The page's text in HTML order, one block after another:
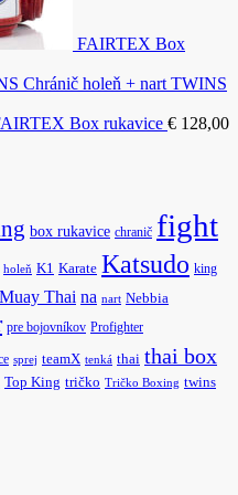
FAIRTEX Box
Chránič holeň + nart TWINS
Box rukavice € 128,00
box rukavice chranič fight
holeň K1 Karate Katsudo king
Muay Thai na nart Nebbia
pre bojovníkov Profighter
sprej teamX tenká thai thai box
Top King tričko Tričko Boxing twins